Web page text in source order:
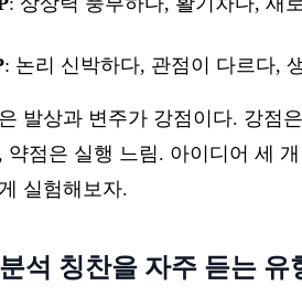
: 논리 신박하다, 관점이 다르다,
발상과 변주가 강점이다. 강점
약점은 실행 느림. 아이디어 세
실험해보자.
석 칭찬을 자주 듣는 유